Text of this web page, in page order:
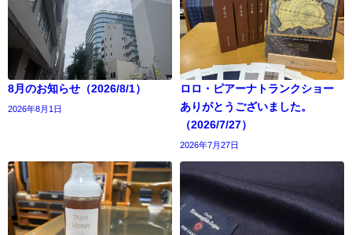
8月のお知らせ（2026/8/1）
2026年8月1日
ロロ・ピアーナトランクショー
ありがとうございました。
（2026/7/27）
2026年7月27日